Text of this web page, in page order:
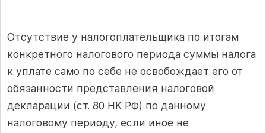
Отсутствие у налогоплательщика по итогам
конкретного налогового периода суммы налога
к уплате само по себе не освобождает его от
обязанности представления налоговой
декларации (ст. 80 НК РФ) по данному
налоговому периоду, если иное не